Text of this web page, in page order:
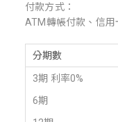
付款方式：
ATM轉帳付款、信
分期數
3期 利率0%
6期